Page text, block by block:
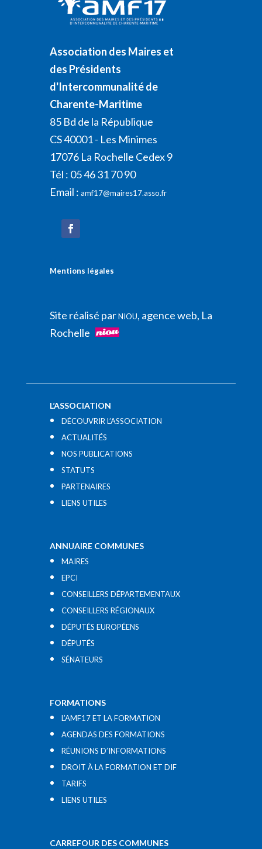
Association des Maires et
des Présidents
d'Intercommunalité de
Charente-Maritime
85 Bd de la République
CS 40001 - Les Minimes
17076 La Rochelle Cedex 9
Tél : 05 46 31 70 90
Email : amf17@maires17.asso.fr
Mentions légales
Site réalisé parNIOU, agence web, La
Rochelle
L’ASSOCIATION
DÉCOUVRIR L’ASSOCIATION
ACTUALITÉS
NOS PUBLICATIONS
STATUTS
PARTENAIRES
LIENS UTILES​
ANNUAIRE COMMUNES
MAIRES
EPCI
CONSEILLERS DÉPARTEMENTAUX
CONSEILLERS RÉGIONAUX
DÉPUTÉS EUROPÉENS
DÉPUTÉS
SÉNATEURS
FORMATIONS
L’AMF17 ET LA FORMATION
AGENDAS DES FORMATIONS
RÉUNIONS D’INFORMATIONS
DROIT À LA FORMATION ET DIF
TARIFS
LIENS UTILES​
CARREFOUR DES COMMUNES